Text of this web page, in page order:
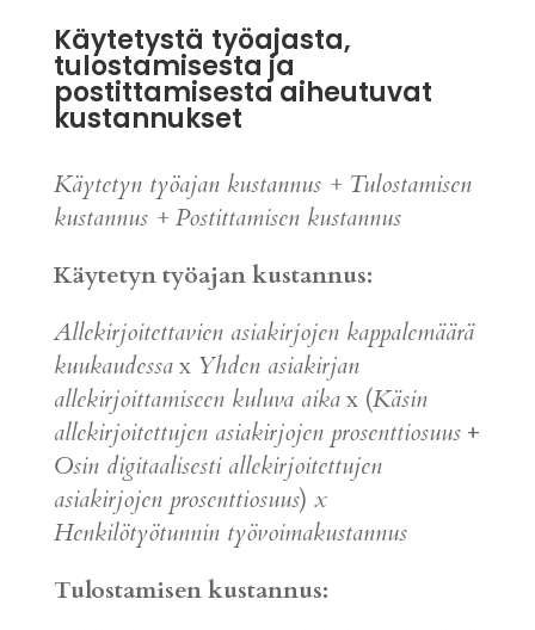
Käytetystä työajasta,
tulostamisesta ja
postittamisesta aiheutuvat
kustannukset
Käytetyn työajan kustannus + Tulostamisen
kustannus + Postittamisen kustannus
Käytetyn työajan kustannus:
Allekirjoitettavien asiakirjojen kappalemäärä
kuukaudessax Yhden asiakirjan
allekirjoittamiseen kuluva aikax (Käsin
allekirjoitettujen asiakirjojen prosenttiosuus+
Osin digitaalisesti allekirjoitettujen
asiakirjojen prosenttiosuus) x
Henkilötyötunnin työvoimakustannus
Tulostamisen kustannus: